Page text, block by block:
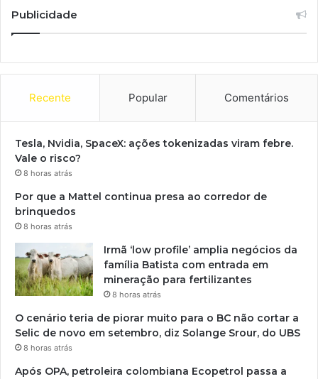
Publicidade
Recente Popular Comentários
Tesla, Nvidia, SpaceX: ações tokenizadas viram febre.
Vale o risco?
8 horas atrás
Por que a Mattel continua presa ao corredor de
brinquedos
8 horas atrás
Irmã ‘low profile’ amplia negócios da
família Batista com entrada em
mineração para fertilizantes
8 horas atrás
O cenário teria de piorar muito para o BC não cortar a
Selic de novo em setembro, diz Solange Srour, do UBS
8 horas atrás
Após OPA, petroleira colombiana Ecopetrol passa a